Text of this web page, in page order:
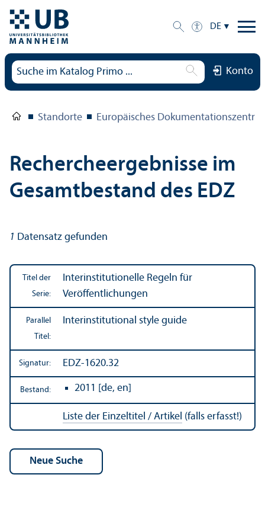
DE
Konto
Standorte Europäisches
Rechercheergebnisse im
Gesamtbestand des EDZ
1 Datensatz gefunden
Titel der
Serie:
Interinstitutionelle Regeln für
Veröffentlichungen
Parallel
Titel:
Interinstitutional style guide
Signatur: EDZ-1620.32
Bestand: 2011 [de, en]
Liste der Einzeltitel / Artikel (falls erfasst!)